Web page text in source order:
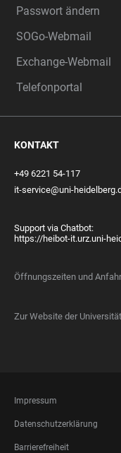
Passwort ändern
SOGo-Webmail
Exchange-Webmail
Telefonportal
KONTAKT
+49 6221 54-117
it-service@uni-
Support via Chatbot:
https://heibot-it.urz.uni-
Öffnungszeiten und
Zur Website der
FOOTER
LEGAL
Impressum
Datenschutzerklärung
Barrierefreiheit